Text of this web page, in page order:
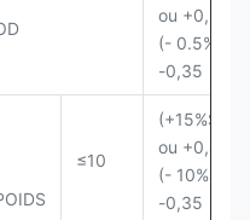
ou +0,65
(- 0.5%D)
-0,35
≤10
(+15%S)
ou +0,45
(- 10%S)
-0,35